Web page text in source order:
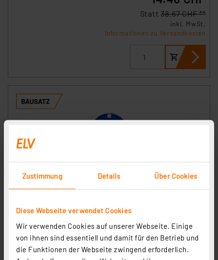
Zustimmung Details Über Cookies
Diese Webseite verwendet Cookies
Wir verwenden Cookies auf unserer Webseite. Einige
von ihnen sind essentiell und damit für den Betrieb und
die Funktionen der Webseite zwingend erforderlich.
Statt38.67 CHF **
inkl. MwSt.
Informationen zu Versandkosten
Artikel-Nr. 133135
26.09 CHF
inkl. MwSt.
Informationen zu Versandkosten